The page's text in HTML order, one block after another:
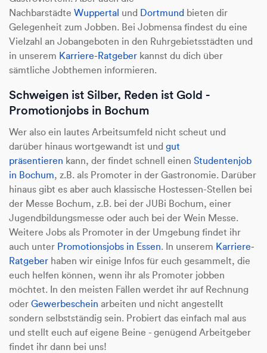
Nachbarstädte Wuppertal und Dortmund bieten dir
Gelegenheit zum Jobben. Bei Jobmensa findest du eine
Vielzahl an Jobangeboten in den Ruhrgebietsstädten und
in unserem Karriere-Ratgeber kannst du dich über
sämtliche Jobthemen informieren.
Schweigen ist Silber, Reden ist Gold -
Promotionjobs in Bochum
Wer also ein lautes Arbeitsumfeld nicht scheut und
darüber hinaus wortgewandt ist und gut
präsentieren kann, der findet schnell einen Studentenjob
in Bochum, z.B. als Promoter in der Gastronomie. Darüber
hinaus gibt es aber auch klassische Hostessen-Stellen bei
der Messe Bochum, z.B. bei der JUBi Bochum, einer
Jugendbildungsmesse oder auch bei der Wein Messe.
Weitere Jobs als Promoter in der Umgebung findet ihr
auch unter Promotionsjobs in Essen. In unserem Karriere-
Ratgeber haben wir einige Infos für euch gesammelt, die
euch helfen können, wenn ihr als Promoter jobben
möchtet. In den meisten Fällen werdet ihr auf Rechnung
oder Gewerbeschein arbeiten und nicht angestellt
sondern selbstständig sein. Probiert das einfach mal aus
und stellt euch auf eigene Beine - genügend Arbeitgeber
findet ihr dann bei uns!